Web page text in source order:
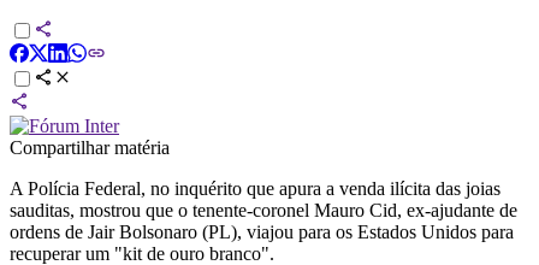
Compartilhar matéria
A Polícia Federal, no inquérito que apura a venda ilícita das joias
sauditas, mostrou que o tenente-coronel Mauro Cid, ex-ajudante de
ordens de Jair Bolsonaro (PL), viajou para os Estados Unidos para
recuperar um "kit de ouro branco".